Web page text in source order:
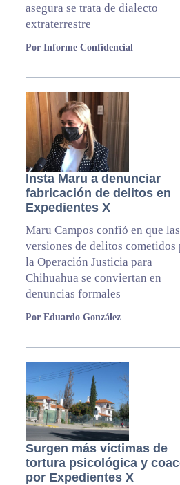
asegura se trata de dialecto
extraterrestre
Por Informe Confidencial
Insta Maru a denunciar
fabricación de delitos en
Expedientes X
Maru Campos confió en que las
versiones de delitos cometidos
la Operación Justicia para
Chihuahua se conviertan en
denuncias formales
Por Eduardo González
Surgen más víctimas de
tortura psicológica y
por Expedientes X